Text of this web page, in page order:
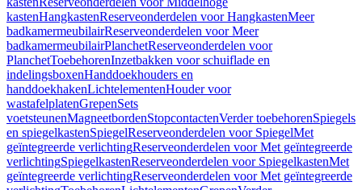
kastenHangkastenReserveonderdelen voor HangkastenMeer
badkamermeubilairReserveonderdelen voor Meer
badkamermeubilairPlanchetReserveonderdelen voor
PlanchetToebehorenInzetbakken voor schuiflade en
indelingsboxenHanddoekhouders en
handdoekhakenLichtelementenHouder voor
wastafelplatenGrepenSets
voetsteunenMagneetbordenStopcontactenVerder toebehorenSpiegels
en spiegelkastenSpiegelReserveonderdelen voor SpiegelMet
geïntegreerde verlichtingReserveonderdelen voor Met geïntegreerde
verlichtingSpiegelkastenReserveonderdelen voor SpiegelkastenMet
geïntegreerde verlichtingReserveonderdelen voor Met geïntegreerde